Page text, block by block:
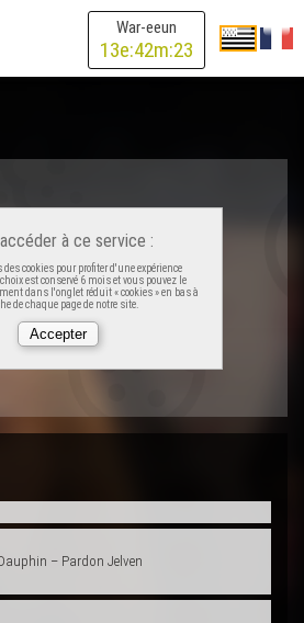
War-eeun
13e:42m:23
à ce service :
cookies pour profiter d'une expérience
est conservé 6 mois et vous pouvez le
dans l'onglet réduit « cookies » en bas à
de chaque page de notre site.
Lanig Libouban - Flouradenn
Dañs Plin
– Polka
– Gilles Servat
– Pardon Jelven